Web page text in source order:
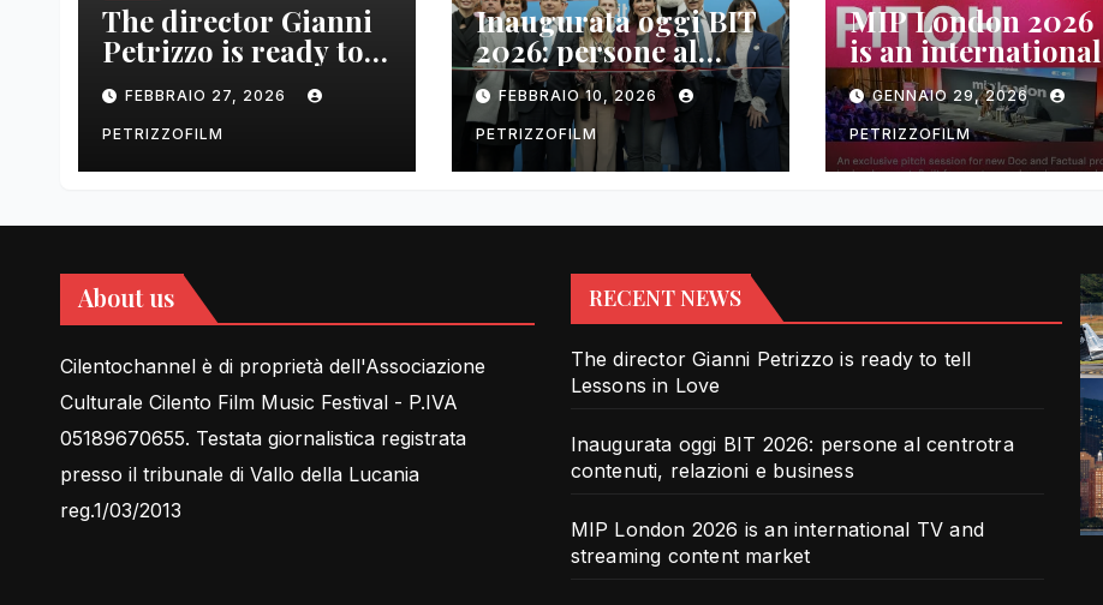
The director Gianni
Petrizzo is ready to
tell Lessons in Love
FEBBRAIO 27, 2026
PETRIZZOFILM
Inaugurata oggi BIT
2026: persone al
centrotra contenuti,
relazioni e business
FEBBRAIO 10, 2026
PETRIZZOFILM
MIP London 2026
is an international
TV and streaming
content market
GENNAIO 29, 2026
PETRIZZOFILM
About us
Cilentochannel è di proprietà dell'Associazione
Culturale Cilento Film Music Festival - P.IVA
05189670655. Testata giornalistica registrata
presso il tribunale di Vallo della Lucania
reg.1/03/2013
RECENT NEWS
The director Gianni Petrizzo is ready to tell
Lessons in Love
Inaugurata oggi BIT 2026: persone al centrotra
contenuti, relazioni e business
MIP London 2026 is an international TV and
streaming content market